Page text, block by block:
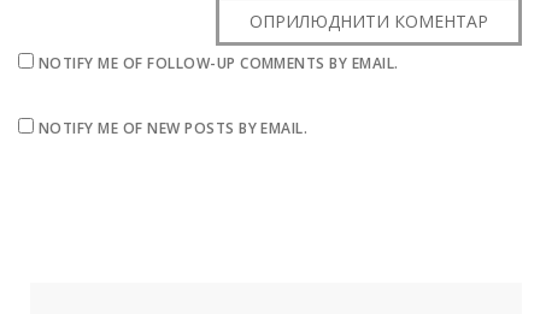
NOTIFY ME OF FOLLOW-UP COMMENTS BY EMAIL.
NOTIFY ME OF NEW POSTS BY EMAIL.